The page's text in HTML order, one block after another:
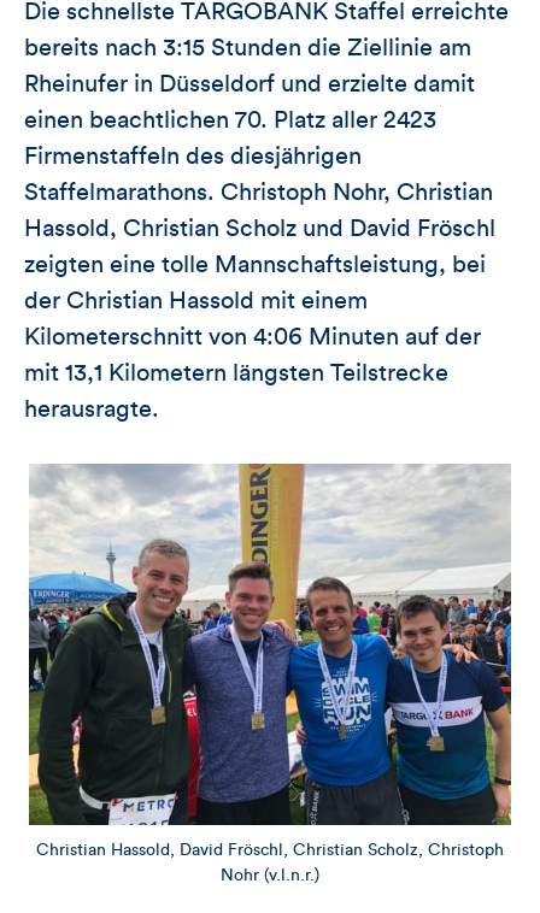
Die schnellste TARGOBANK Staffel erreichte
bereits nach 3:15 Stunden die Ziellinie am
Rheinufer in Düsseldorf und erzielte damit
einen beachtlichen 70. Platz aller 2423
Firmenstaffeln des diesjährigen
Staffelmarathons. Christoph Nohr, Christian
Hassold, Christian Scholz und David Fröschl
zeigten eine tolle Mannschaftsleistung, bei
der Christian Hassold mit einem
Kilometerschnitt von 4:06 Minuten auf der
mit 13,1 Kilometern längsten Teilstrecke
herausragte.
Christian Hassold, David Fröschl, Christian Scholz, Christoph
Nohr (v.l.n.r.)